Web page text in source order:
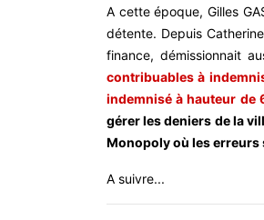
A cette époque, Gilles
détente. Depuis
finance, démissionnait
contribuables à
indemnisé à hauteur de
gérer les deniers de la
Monopoly où les erreurs
A suivre...